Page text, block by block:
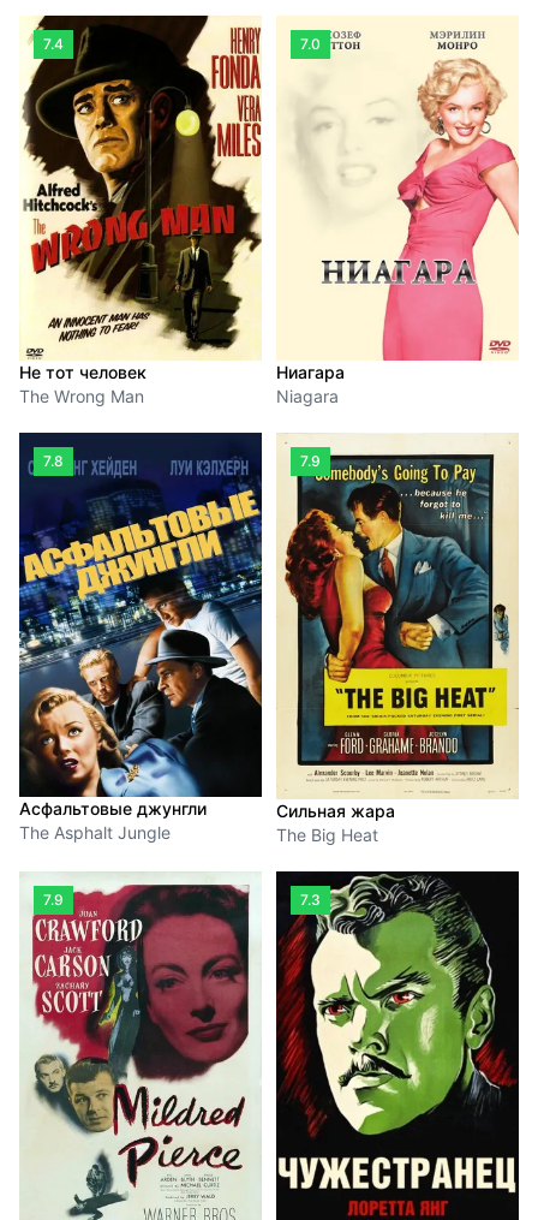
7.4
Не тот человек
The Wrong Man
7.0
Ниагара
Niagara
7.8
Асфальтовые джунгли
The Asphalt Jungle
7.9
Сильная жара
The Big Heat
7.9 7.3